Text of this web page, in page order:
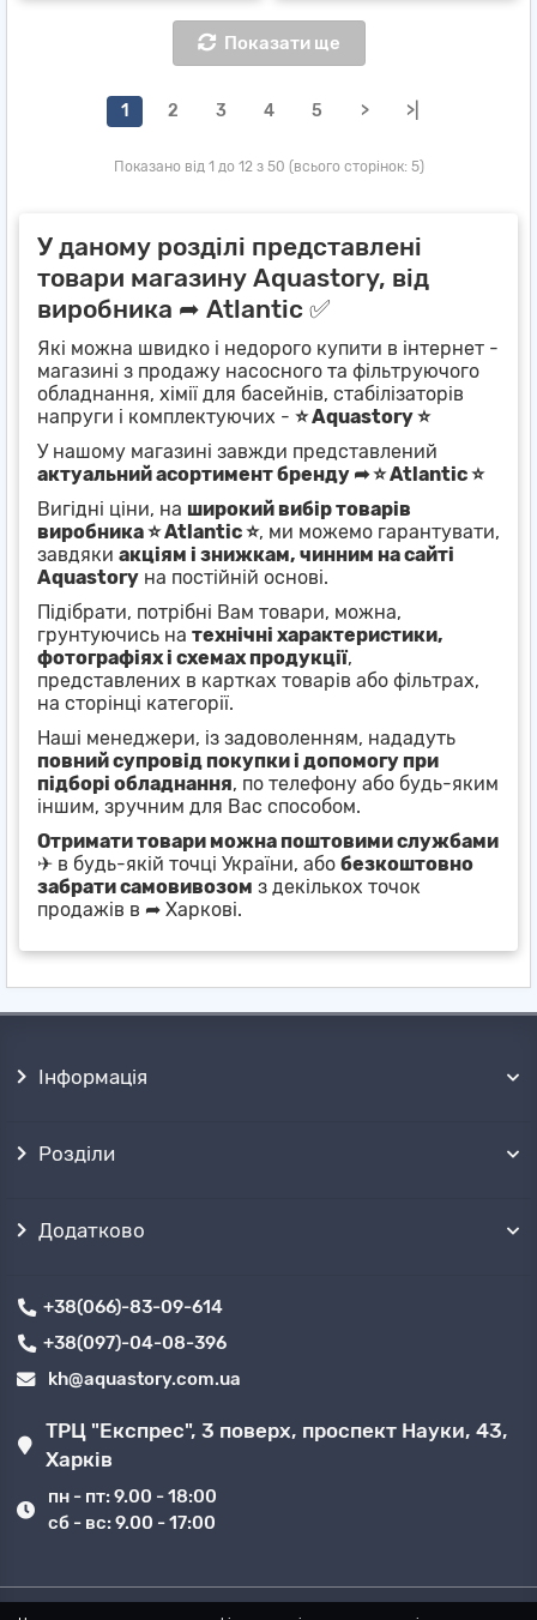
Показати ще
1 2 3 4 5 > >|
Показано від 1 до 12 з 50 (всього сторінок: 5)
У даному розділі представлені
товари магазину Aquastory, від
виробника ➦ Atlantic ✅
Які можна швидко і недорого купити в інтернет -
магазині з продажу насосного та фільтруючого
обладнання, хімії для басейнів, стабілізаторів
напруги і комплектуючих - ⭐ Aquastory ⭐
У нашому магазині завжди представлений
актуальний асортимент бренду ➦ ⭐ Atlantic ⭐
Вигідні ціни, на широкий вибір товарів
виробника ⭐ Atlantic ⭐, ми можемо гарантувати,
завдяки акціям і знижкам, чинним на сайті
Aquastory на постійній основі.
Підібрати, потрібні Вам товари, можна,
грунтуючись на технічні характеристики,
фотографіях і схемах продукції,
представлених в картках товарів або фільтрах,
на сторінці категорії.
Наші менеджери, із задоволенням, нададуть
повний супровід покупки і допомогу при
підборі обладнання, по телефону або будь-яким
іншим, зручним для Вас способом.
Отримати товари можна поштовими службами
✈ в будь-якій точці України, або безкоштовно
забрати самовивозом з декількох точок
продажів в ➦ Харкові.
Інформація
Розділи
Додатково
+38(066)-83-09-614
+38(097)-04-08-396
kh@aquastory.com.ua
ТРЦ "Експрес", 3 поверх, проспект Науки, 43,
Харків
пн - пт: 9.00 - 18:00
сб - вс: 9.00 - 17:00